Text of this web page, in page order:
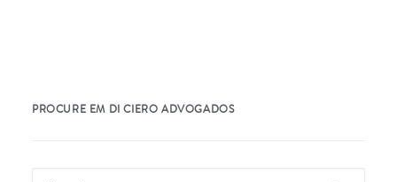
PROCURE EM DI CIERO ADVOGADOS